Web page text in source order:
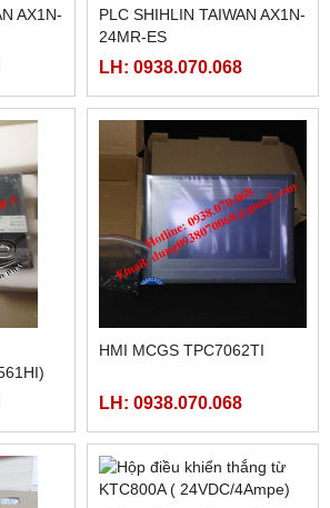
LH: 0938.070.068
NGUỒN MEANWELL LRS-
350-48
LH: 0938.070.068